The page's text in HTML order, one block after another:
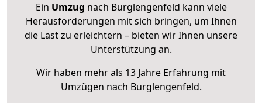
Ein Umzug nach Burglengenfeld kann viele
Herausforderungen mit sich bringen, um Ihnen
die Last zu erleichtern – bieten wir Ihnen unsere
Unterstützung an.
Wir haben mehr als 13 Jahre Erfahrung mit
Umzügen nach Burglengenfeld.